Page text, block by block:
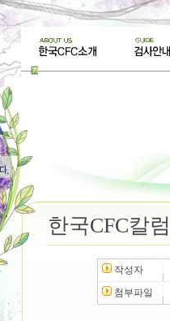
한국CFC칼럼
작성자
첨부파일